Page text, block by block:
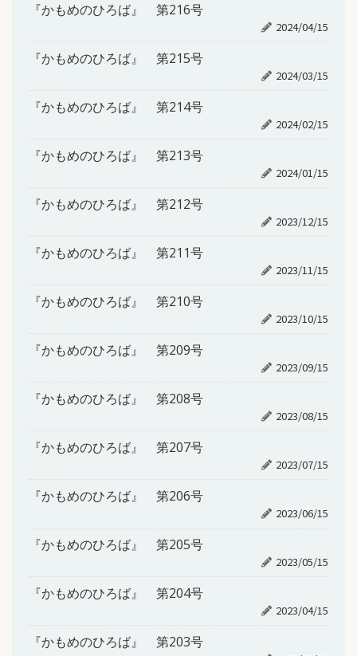
『かもめのひろば』 第216号
2024/04/15
『かもめのひろば』 第215号
2024/03/15
『かもめのひろば』 第214号
2024/02/15
『かもめのひろば』 第213号
2024/01/15
『かもめのひろば』 第212号
2023/12/15
『かもめのひろば』 第211号
2023/11/15
『かもめのひろば』 第210号
2023/10/15
『かもめのひろば』 第209号
2023/09/15
『かもめのひろば』 第208号
2023/08/15
『かもめのひろば』 第207号
2023/07/15
『かもめのひろば』 第206号
2023/06/15
『かもめのひろば』 第205号
2023/05/15
『かもめのひろば』 第204号
2023/04/15
『かもめのひろば』 第203号